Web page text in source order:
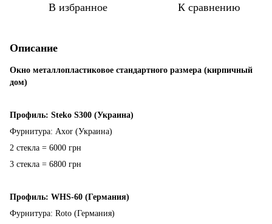
В избранное К сравнению
Описание
Окно металлопластиковое стандартного размера (кирпичный
дом)
Профиль: Steko S300 (Украина)
Фурнитура: Axor (Украина)
2 стекла = 6000 грн
3 стекла = 6800 грн
Профиль: WHS-60 (Германия)
Фурнитура: Roto (Германия)